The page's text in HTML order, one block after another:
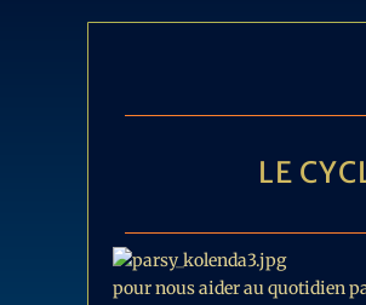
LE
pour nous aider au quotidien